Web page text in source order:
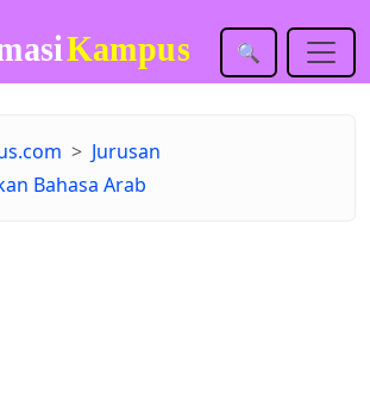
🔍
Jurusan
Bahasa Arab